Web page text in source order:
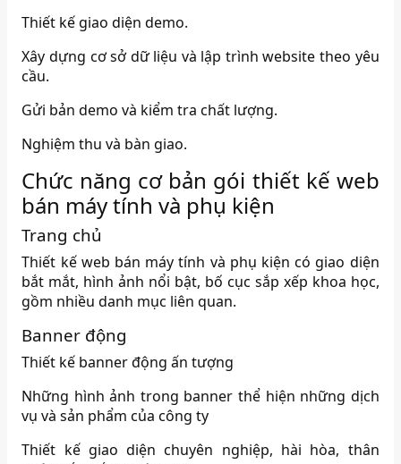
Thiết kế giao diện demo.
Xây dựng cơ sở dữ liệu và lập trình website theo yêu
cầu.
Gửi bản demo và kiểm tra chất lượng.
Nghiệm thu và bàn giao.
Chức năng cơ bản gói thiết kế web
bán máy tính và phụ kiện
Trang chủ
Thiết kế web bán máy tính và phụ kiện có giao diện
bắt mắt, hình ảnh nổi bật, bố cục sắp xếp khoa học,
gồm nhiều danh mục liên quan.
Banner động
Thiết kế banner động ấn tượng
Những hình ảnh trong banner thể hiện những dịch
vụ và sản phẩm của công ty
Thiết kế giao diện chuyên nghiệp, hài hòa, thân